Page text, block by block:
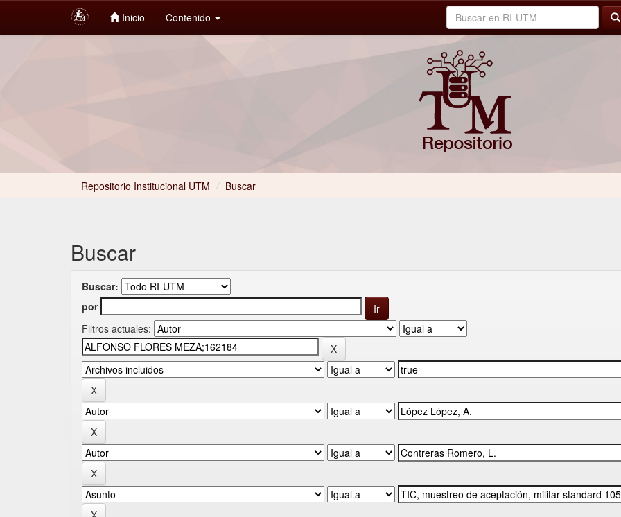
Inicio Contenido
Repositorio Institucional UTM / Buscar
Buscar
Buscar:
por
Filtros actuales: